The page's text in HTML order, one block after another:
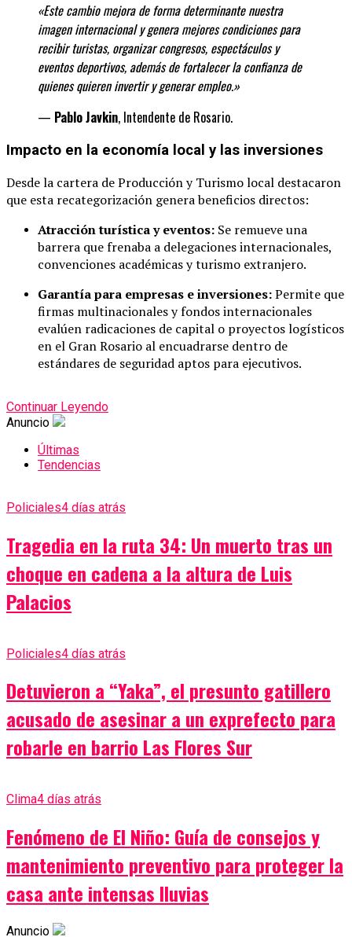
«Este cambio mejora de forma determinantenuestra
imagen internacional y genera mejores condiciones para
recibir turistas, organizar congresos, espectáculos y
eventos deportivos, además de fortalecer la confianza de
quienes quieren invertir y generarempleo.»
— Pablo Javkin, Intendente de Rosario.
Impacto en la economía local y las inversiones
Desde la cartera de Producción y Turismo local destacaron
que esta recategorización genera beneficios directos:
Atracción turística y eventos: Se remueve una
barrera que frenaba a delegaciones internacionales,
convenciones académicas y turismo extranjero.
Garantía para empresas e inversiones:Permite que
firmas multinacionales y fondos internacionales
evalúen radicaciones de capital o proyectos logísticos
en el Gran Rosario al encuadrarse dentro de
estándares de seguridad aptos para ejecutivos.
Continuar Leyendo
Anuncio
Últimas
Tendencias
Policiales4 días atrás
Tragedia en la ruta 34: Un muerto tras un
choque en cadena a la altura de Luis
Palacios
Policiales4 días atrás
Detuvieron a “Yaka”, el presunto gatillero
acusado de asesinar a un exprefecto para
robarle en barrio Las Flores Sur
Clima4 días atrás
Fenómeno de El Niño: Guía de consejos y
mantenimiento preventivo para proteger la
casa ante intensas lluvias
Anuncio